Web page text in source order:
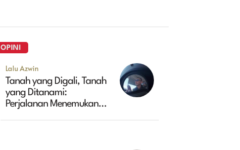
OPINI
Lalu Azwin
Tanah yang Digali, Tanah
yang Ditanami:
Perjalanan Menemukan